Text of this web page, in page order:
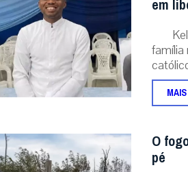
em
família
MAIS
O
pé